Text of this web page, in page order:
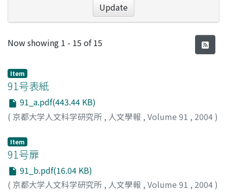
Update
Recent Submissions
Now showing 1 - 15 of 15
Item
91号表紙
91_a.pdf(443.44 KB)
( 京都大学人文科学研究所 , 人文學報 , Volume 91 , 2004)
Item
91号扉
91_b.pdf(16.04 KB)
( 京都大学人文科学研究所 , 人文學報 , Volume 91 , 2004)